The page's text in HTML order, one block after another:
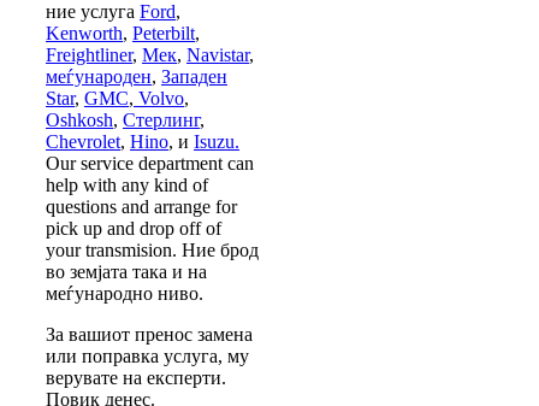
ние услуга Ford,
Kenworth, Peterbilt,
Freightliner, Мек, Navistar,
меѓународен, Западен
Star, GMC, Volvo,
Oshkosh, Стерлинг,
Chevrolet, Hino, и Isuzu.
Our service department can
help with any kind of
questions and arrange for
pick up and drop off of
your transmision. Ние брод
во земјата така и на
меѓународно ниво.
За вашиот пренос замена
или поправка услуга, му
верувате на експерти.
Повик денес.